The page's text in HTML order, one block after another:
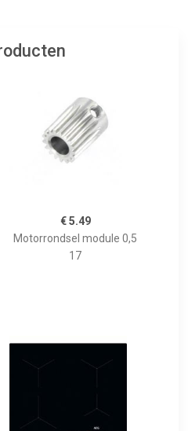
€ 5.49
Motorrondsel module 0,5
17